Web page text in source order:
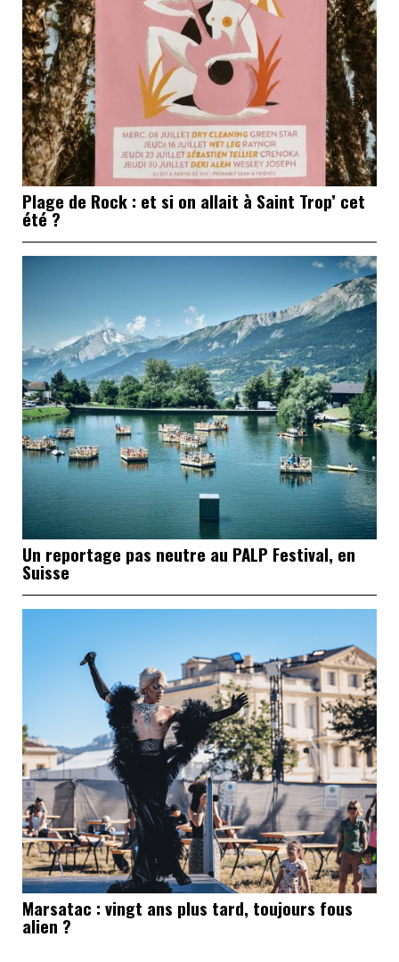
Plage de Rock : et si on allait à Saint Trop’ cet
été ?
Un reportage pas neutre au PALP Festival, en
Suisse
Marsatac : vingt ans plus tard, toujours fous
alien ?